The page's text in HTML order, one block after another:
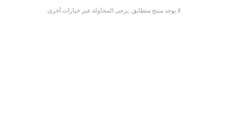
لا يوجد منتج متطابق. يرجى المحاولة عبر خيارات أخرى.